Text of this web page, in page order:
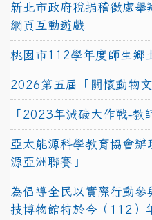
新北市政府稅捐稽徵處舉
網頁互動遊戲
桃園市112學年度師生鄉
2026第五屆「關懷動物
「2023年減碳大作戰-教
亞太能源科學教育協會
源亞洲聯賽」
為倡導全民以實際行動
技博物館特於今（112）